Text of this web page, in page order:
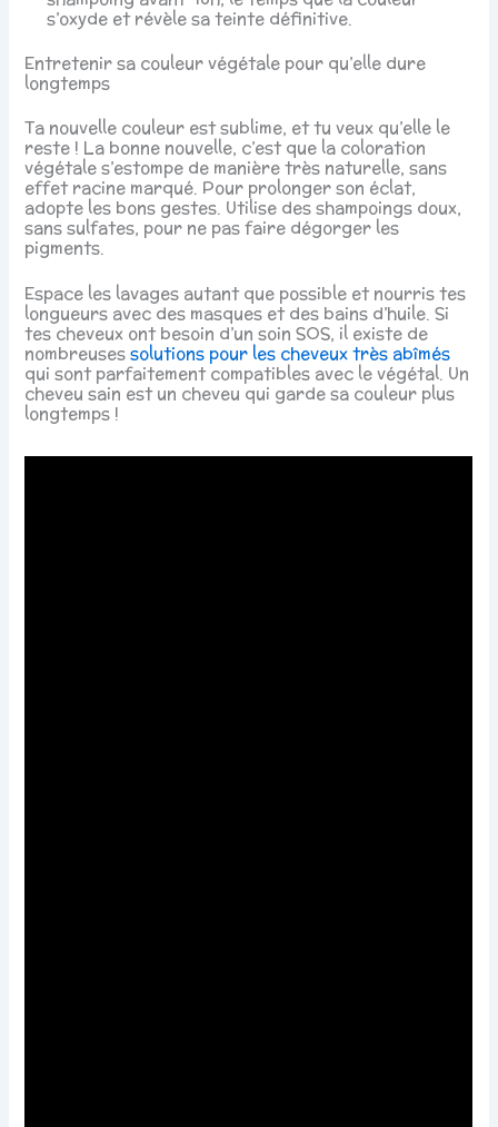
s’oxyde et révèle sa teinte définitive.
Entretenir sa couleur végétale pour qu’elle dure
longtemps
Ta nouvelle couleur est sublime, et tu veux qu’elle le
reste ! La bonne nouvelle, c’est que la coloration
végétale s’estompe de manière très naturelle, sans
effet racine marqué. Pour prolonger son éclat,
adopte les bons gestes. Utilise des shampoings doux,
sans sulfates, pour ne pas faire dégorger les
pigments.
Espace les lavages autant que possible et nourris tes
longueurs avec des masques et des bains d’huile. Si
tes cheveux ont besoin d’un soin SOS, il existe de
nombreusessolutions pour les cheveux très abîmés
qui sont parfaitement compatibles avec le végétal. Un
cheveu sain est un cheveu qui garde sa couleur plus
longtemps !